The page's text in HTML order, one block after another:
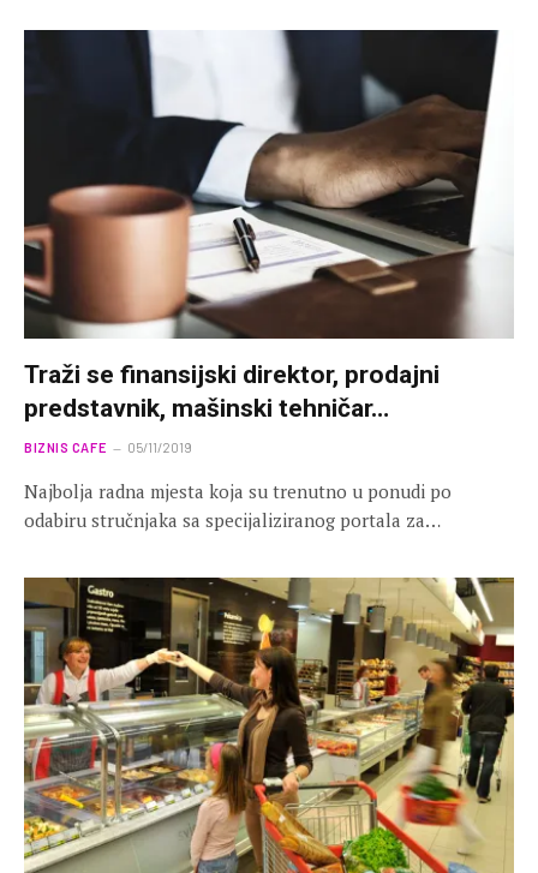
Traži se finansijski direktor, prodajni
predstavnik, mašinski tehničar…
BIZNIS CAFE 05/11/2019
Najbolja radna mjesta koja su trenutno u ponudi po
odabiru stručnjaka sa specijaliziranog portala za…